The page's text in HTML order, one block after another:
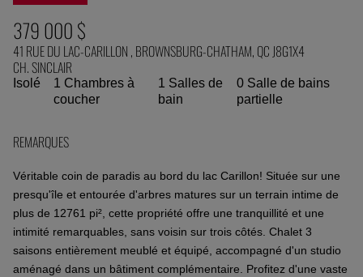
379 000 $
41 RUE DU LAC-CARILLON , BROWNSBURG-CHATHAM, QC J8G1X4
CH. SINCLAIR
Isolé
1 Chambres à
coucher
1 Salles de
bain
0 Salle de bains
partielle
REMARQUES
Véritable coin de paradis au bord du lac Carillon! Située sur une
presqu'île et entourée d'arbres matures sur un terrain intime de
plus de 12761 pi², cette propriété offre une tranquillité et une
intimité remarquables, sans voisin sur trois côtés. Chalet 3
saisons entièrement meublé et équipé, accompagné d'un studio
aménagé dans un bâtiment complémentaire. Profitez d'une vaste